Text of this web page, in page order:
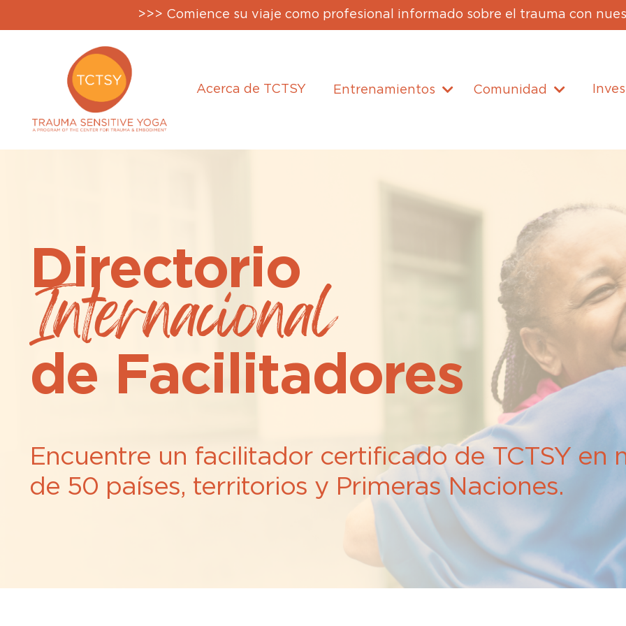
>>> Comience su viaje como profesional informado sobre el trauma con
Acerca de TCTSY Entrenamientos Comunidad
Directorio
Internacional
de Facilitadores
Encuentre un facilitador certificado de TCTSY en
de 50 países, territorios y Primeras Naciones.